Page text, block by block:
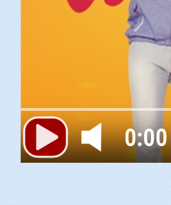
0:00